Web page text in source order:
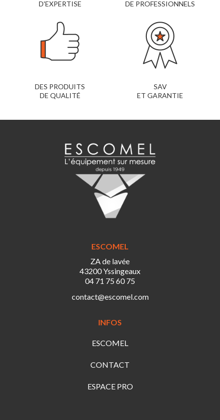
D'EXPERTISE
DE PROFESSIONNELS
DES PRODUITS
DE QUALITÉ
SAV
ET GARANTIE
ESCOMEL
ZA de lavée
43200 Yssingeaux
04 71 75 60 75
contact@escomel.com
INFOS
ESCOMEL
CONTACT
ESPACE PRO